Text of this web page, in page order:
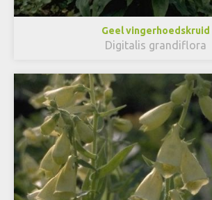
Geel vingerhoedskruid
Digitalis grandiflora